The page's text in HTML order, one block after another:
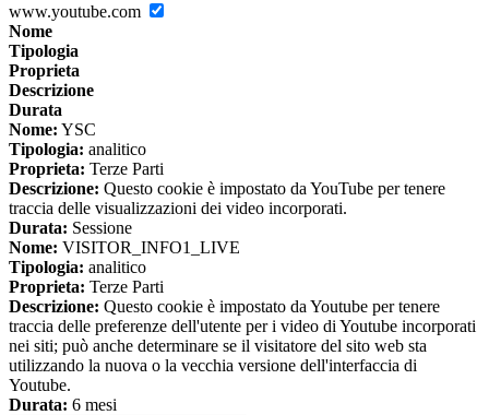
www.youtube.com
Nome
Tipologia
Proprieta
Descrizione
Durata
Nome: YSC
Tipologia: analitico
Proprieta: Terze Parti
Descrizione: Questo cookie è impostato da YouTube per tenere
traccia delle visualizzazioni dei video incorporati.
Durata: Sessione
Nome: VISITOR_INFO1_LIVE
Tipologia: analitico
Proprieta: Terze Parti
Descrizione: Questo cookie è impostato da Youtube per tenere
traccia delle preferenze dell'utente per i video di Youtube incorporati
nei siti; può anche determinare se il visitatore del sito web sta
utilizzando la nuova o la vecchia versione dell'interfaccia di
Youtube.
Durata: 6 mesi